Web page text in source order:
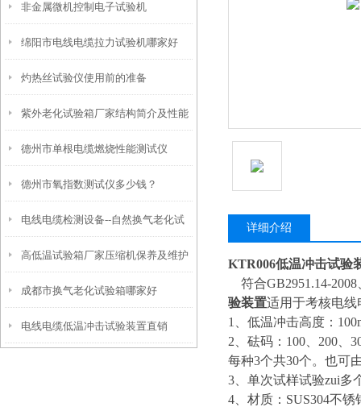
非金属微机控制电子试验机
绵阳市电线电缆拉力试验机哪家好
灼热丝试验仪使用前的准备
紫外老化试验箱厂家结构简介及性能
特点
德州市单根电缆燃烧性能测试仪
德州市氧指数测试仪多少钱？
电线电缆检测设备--自然换气老化试
验箱的使用范围和结构特点
高低温试验箱厂家压缩机保养及维护
成都市换气老化试验箱哪家好
电线电缆低温冲击试验装置直销
详细介绍
KTR006低温冲击试验
符合GB2951.14-2008
验装置适用于考核电
1、低温冲击高度：
2、砝码：100、200、
每种3个共30个。也可
3、单次试样试验zui多
4、材质：SUS304不